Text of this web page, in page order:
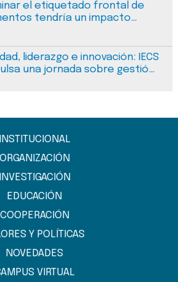
el etiquetado frontal de
tendría un impacto
liderazgo e innovación: IECS
una jornada sobre gestión
INSTITUCIONAL
ORGANIZACIÓN
INVESTIGACIÓN
EDUCACIÓN
COOPERACIÓN
Y POLÍTICAS
NOVEDADES
VIRTUAL